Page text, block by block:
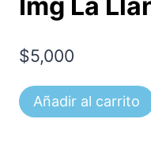
$5,000
Img
La
Añadir al carrito